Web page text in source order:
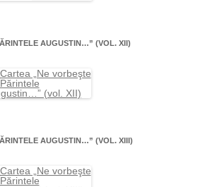
AUGUSTIN…” (VOL. XII)
AUGUSTIN…” (VOL. XIII)